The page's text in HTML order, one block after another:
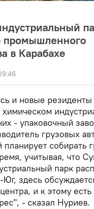
промышленного
в Карабахе
и новые
- упаковочный
грузовых
собирать
учитывая, что
парк
здесь
и к этому
- сказал Нуриев.